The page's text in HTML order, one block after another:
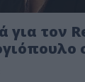
για τον
ζώνης